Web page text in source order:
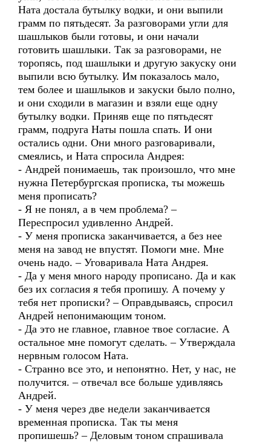
Ната достала бутылку водки, и они выпили
грамм по пятьдесят. За разговорами угли для
шашлыков были готовы, и они начали
готовить шашлыки. Так за разговорами, не
торопясь, под шашлыки и другую закуску они
выпили всю бутылку. Им показалось мало,
тем более и шашлыков и закуски было полно,
и они сходили в магазин и взяли еще одну
бутылку водки. Приняв еще по пятьдесят
грамм, подруга Наты пошла спать. И они
остались одни. Они много разговаривали,
смеялись, и Ната спросила Андрея:
- Андрей понимаешь, так произошло, что мне
нужна Петербургская прописка, ты можешь
меня прописать?
- Я не понял, а в чем проблема? –
Переспросил удивленно Андрей.
- У меня прописка заканчивается, а без нее
меня на завод не впустят. Помоги мне. Мне
очень надо. – Уговаривала Ната Андрея.
- Да у меня много народу прописано. Да и как
без их согласия я тебя пропишу. А почему у
тебя нет прописки? – Оправдываясь, спросил
Андрей непонимающим тоном.
- Да это не главное, главное твое согласие. А
остальное мне помогут сделать. – Утверждала
нервным голосом Ната.
- Странно все это, и непонятно. Нет, у нас, не
получится. – отвечал все больше удивляясь
Андрей.
- У меня через две недели заканчивается
временная прописка. Так ты меня
пропишешь? – Деловым тоном спрашивала